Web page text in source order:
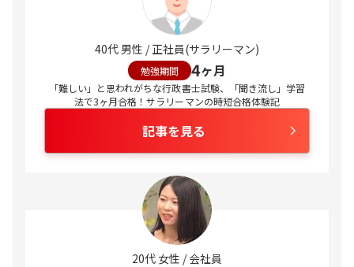
40代 男性 / 正社員(サラリーマン)
勉強期間 4ヶ月
「難しい」と思われがちな行政書士試験、「聞き流し」学習
法で3ヶ月合格！サラリーマンの時短合格体験記
記事を見る
20代 女性 / 会社員